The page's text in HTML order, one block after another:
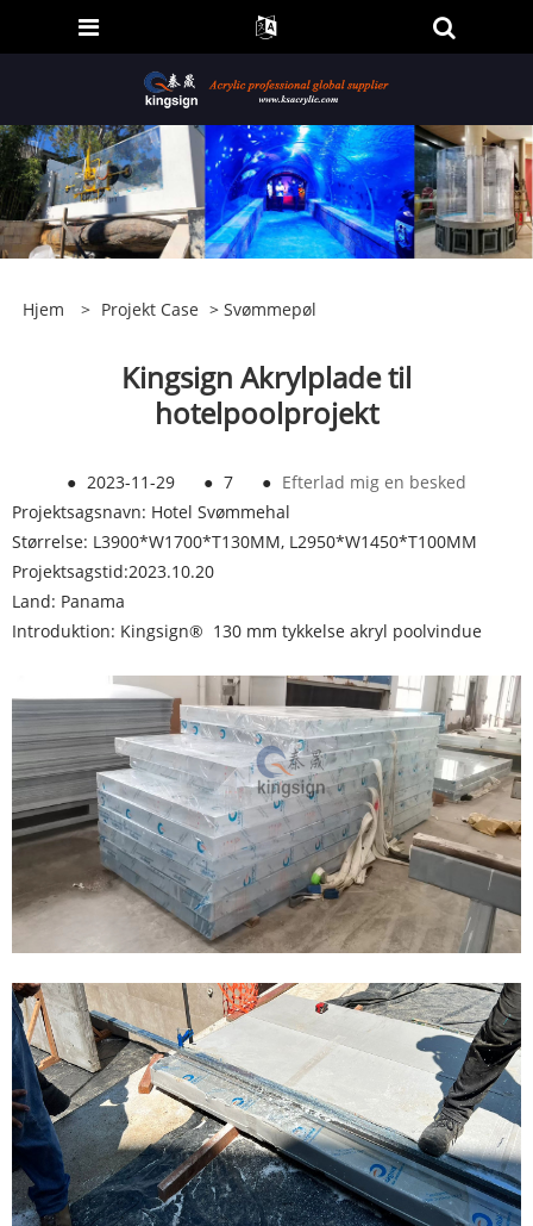
Hjem > Projekt Case > Svømmepøl
Kingsign Akrylplade til
hotelpoolprojekt
● 2023-11-29 ● 7 ● Efterlad mig en besked
Projektsagsnavn: Hotel Svømmehal
Størrelse: L3900*W1700*T130MM, L2950*W1450*T100MM
Projektsagstid:2023.10.20
Land: Panama
Introduktion: Kingsign® 130 mm tykkelse akryl poolvindue